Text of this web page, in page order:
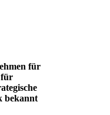
für
für
bekannt